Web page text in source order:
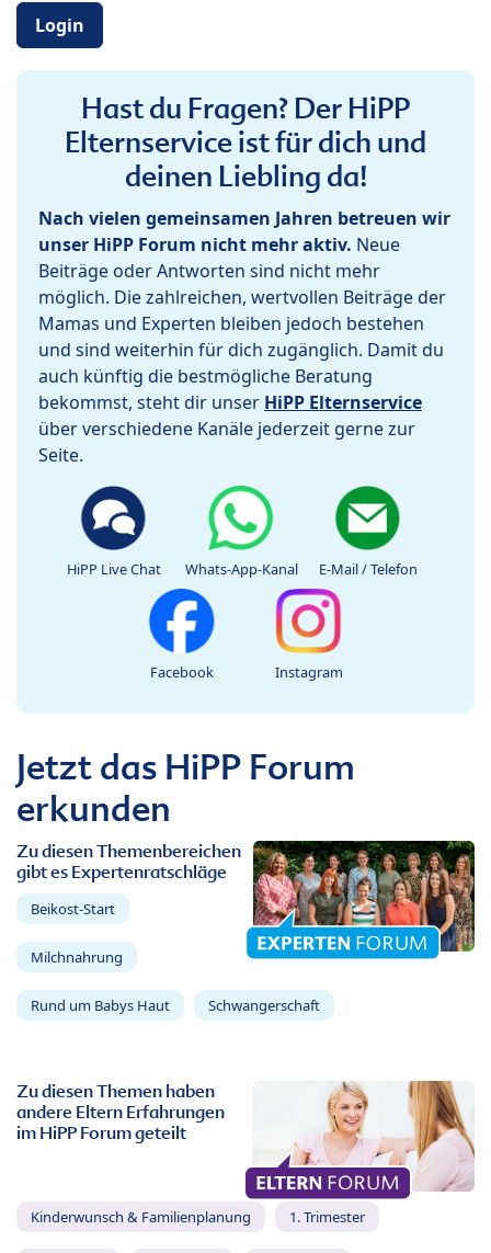
Login
Hast du Fragen? Der HiPP
Elternservice ist für dich und
deinen Liebling da!
Nach vielen gemeinsamen Jahren betreuen wir
unser HiPP Forum nicht mehr aktiv. Neue
Beiträge oder Antworten sind nicht mehr
möglich. Die zahlreichen, wertvollen Beiträge der
Mamas und Experten bleiben jedoch bestehen
und sind weiterhin für dich zugänglich. Damit du
auch künftig die bestmögliche Beratung
bekommst, steht dir unser HiPP Elternservice
über verschiedene Kanäle jederzeit gerne zur
Seite.
HiPP Live Chat Whats-App-Kanal E-Mail / Telefon
Facebook Instagram
Jetzt das HiPP Forum
erkunden
Zu diesen Themenbereichen
gibt es Expertenratschläge
Beikost-Start
Milchnahrung
Rund um Babys Haut Schwangerschaft
Zu diesen Themen haben
andere Eltern Erfahrungen
im HiPP Forum geteilt
Kinderwunsch & Familienplanung 1. Trimester